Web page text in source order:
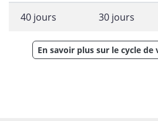
40 jours 30 jours
En savoir plus sur le cycle de